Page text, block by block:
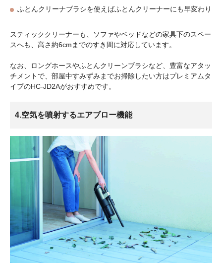
ふとんクリーナブラシを使えばふとんクリーナーにも早変わり
スティッククリーナーも、ソファやベッドなどの家具下のスペー
スへも、高さ約6cmまでのすき間に対応しています。
なお、ロングホースやふとんクリーンブラシなど、豊富なアタッ
チメントで、部屋中すみずみまでお掃除したい方はプレミアムタ
イプのHC-JD2Aがおすすめです。
4.空気を噴射するエアブロー機能